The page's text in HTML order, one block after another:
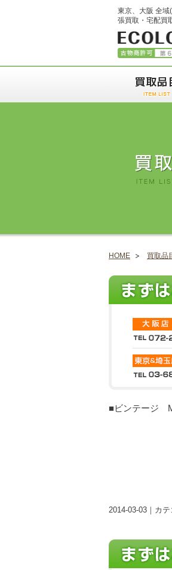
東京、大阪 全域
張買取・宅配買
HOME 買取品
■ビンテージ
2014-03-03｜カ